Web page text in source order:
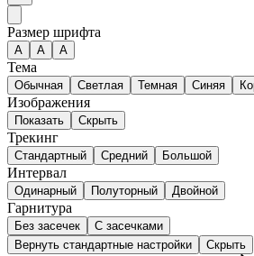
Размер шрифта
А A A
Тема
Обычная Светлая Темная Синяя
Изображения
Показать Скрыть
Трекинг
Стандартный Средний Большой
Интервал
Одинарный Полуторный Двойной
Гарнитура
Без засечек
С засечками
Вернуть стандартные настройки
Скрыть